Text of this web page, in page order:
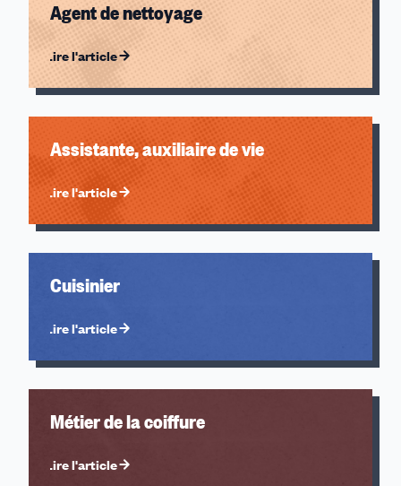
Agent de nettoyage
Lire l'article
Assistante, auxiliaire de vie
Lire l'article
Cuisinier
Lire l'article
Métier de la coiffure
Lire l'article